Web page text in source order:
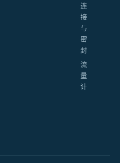
连
接
与
密
封
流
量
计